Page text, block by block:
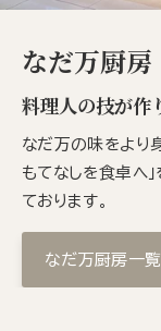
なだ万厨房
料理人の技が作
なだ万の味をより
もてなしを食卓へ
ております。
なだ万厨房一覧